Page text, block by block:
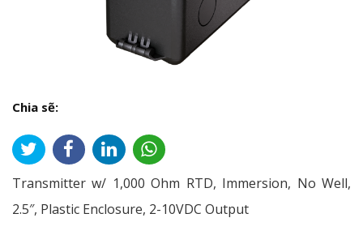
Chia sẽ:
Transmitter w/ 1,000 Ohm RTD, Immersion, No Well,
2.5″, Plastic Enclosure, 2-10VDC Output